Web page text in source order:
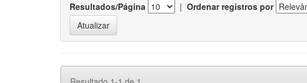
Resultados/Página | Ordenar registros por